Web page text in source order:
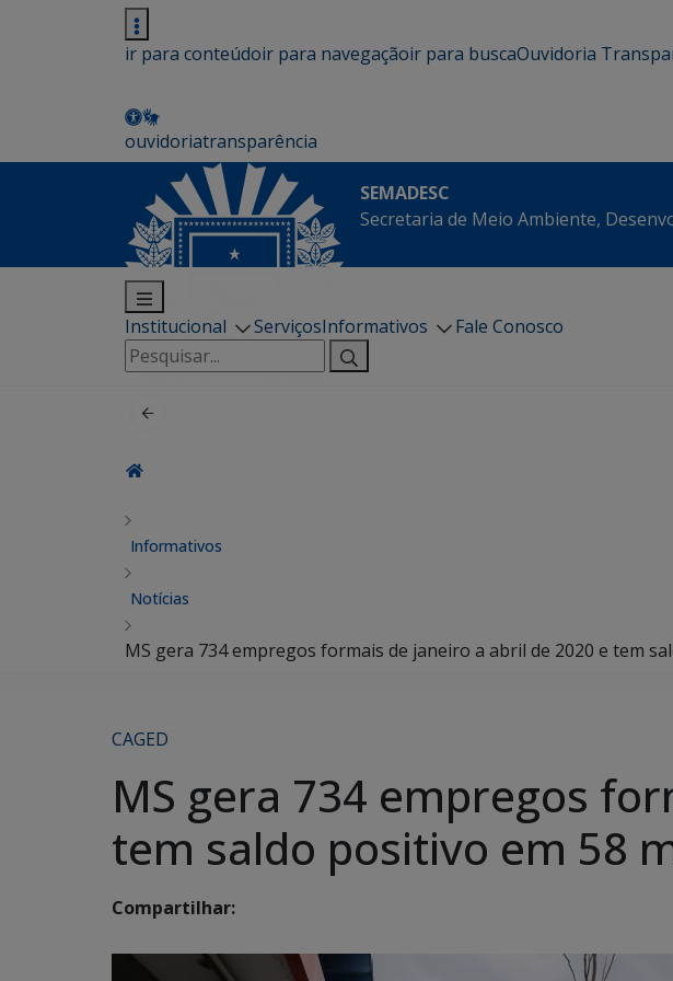
ir para conteúdoir para navegaçãoir para buscaOuvidoria
ouvidoriatransparência
SEMADESC
Secretaria de Meio Ambiente,
Institucional ServiçosInformativos
Fale Conosco
Pesquisar
por:
Informativos
Notícias
MS gera 734 empregos formais de janeiro a abril de 2020 e tem
CAGED
MS gera 734 empregos
tem saldo positivo em 58
Compartilhar: